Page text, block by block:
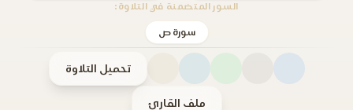
السور المتضمنة في التلاوة:
سورة ص
تحميل التلاوة
ملف القارئ